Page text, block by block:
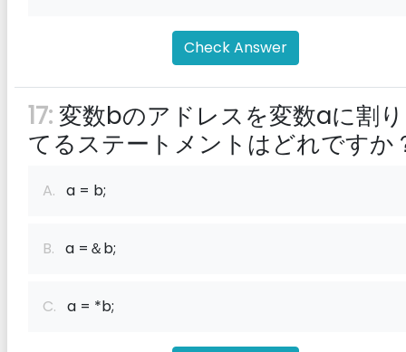
Check Answer
17:変数bのアドレスを変数aに割
てるステートメントはどれですか
A. a = b;
B. a =＆b;
C. a = *b;